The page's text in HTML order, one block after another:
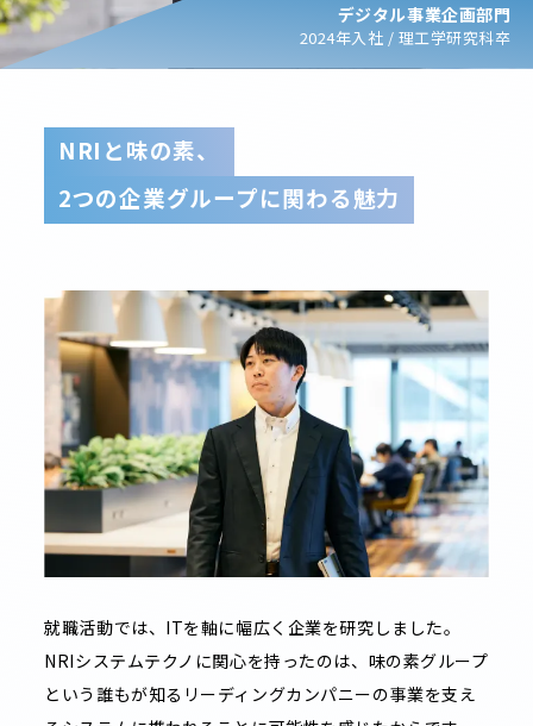
デジタル事業企画部門
2024年入社 / 理工学研究科卒
NRIと味の素、
2つの企業グループに関わる魅力
就職活動では、ITを軸に幅広く企業を研究しました。
NRIシステムテクノに関心を持ったのは、味の素グループ
という誰もが知るリーディングカンパニーの事業を支え